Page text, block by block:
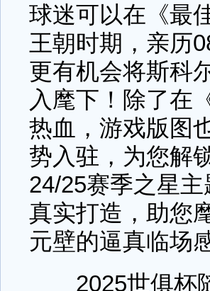
球迷可以在《最
王朝时期，亲历
更有机会将斯科
入麾下！除了在
热血，游戏版图
势入驻，为您解
24/25赛季之星
真实打造，助您
元壁的逼真临场
2025世俱杯随